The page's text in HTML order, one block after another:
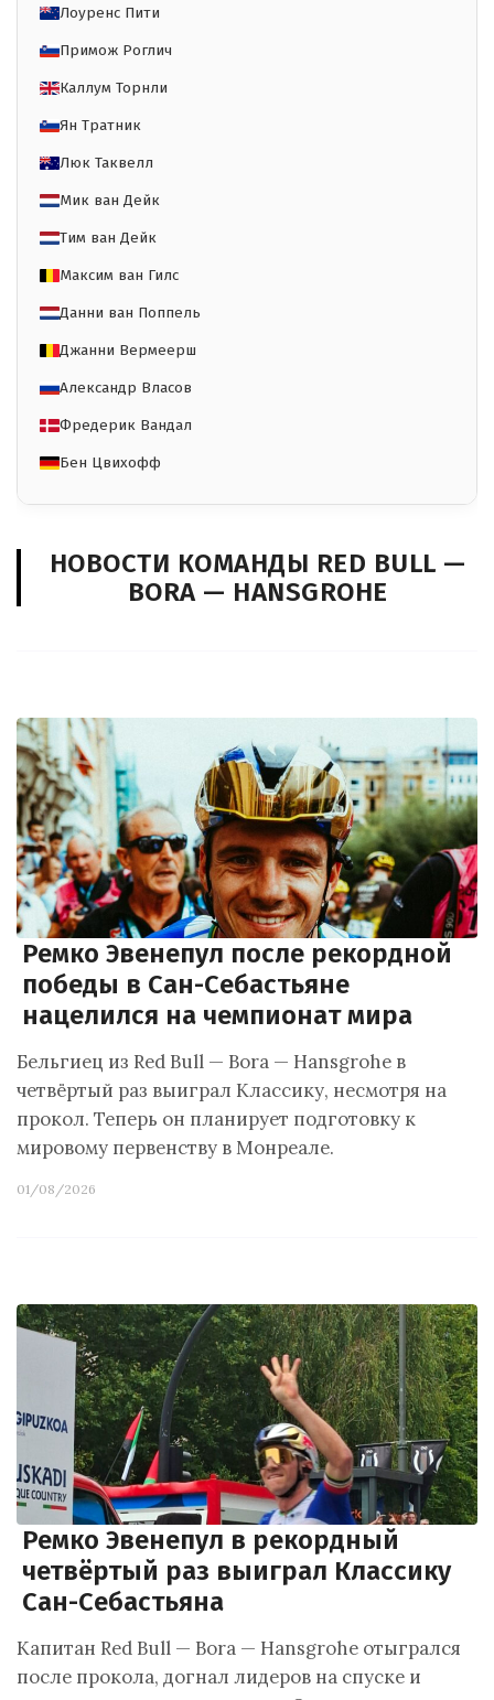
Лоуренс Пити
Примож Роглич
Каллум Торнли
Ян Тратник
Люк Таквелл
Мик ван Дейк
Тим ван Дейк
Максим ван Гилс
Данни ван Поппель
Джанни Вермеерш
Александр Власов
Фредерик Вандал
Бен Цвихофф
НОВОСТИ КОМАНДЫ RED BULL —
BORA — HANSGROHE
Ремко Эвенепул после рекордной
победы в Сан-Себастьяне
нацелился на чемпионат мира
Бельгиец из Red Bull — Bora — Hansgrohe в
четвёртый раз выиграл Классику, несмотря на
прокол. Теперь он планирует подготовку к
мировому первенству в Монреале.
01/08/2026
Ремко Эвенепул в рекордный
четвёртый раз выиграл Классику
Сан-Себастьяна
Капитан Red Bull — Bora — Hansgrohe отыгрался
после прокола, догнал лидеров на спуске и